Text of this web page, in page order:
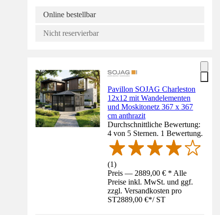
Online bestellbar
Nicht reservierbar
Pavillon SOJAG Charleston
12x12 mit Wandelementen
und Moskitonetz 367 x 367
cm anthrazit
Durchschnittliche Bewertung:
4 von 5 Sternen. 1 Bewertung.
(1)
Preis — 2889,00 € * Alle
Preise inkl. MwSt. und ggf.
zzgl. Versandkosten pro
ST2889,00 €*/ ST